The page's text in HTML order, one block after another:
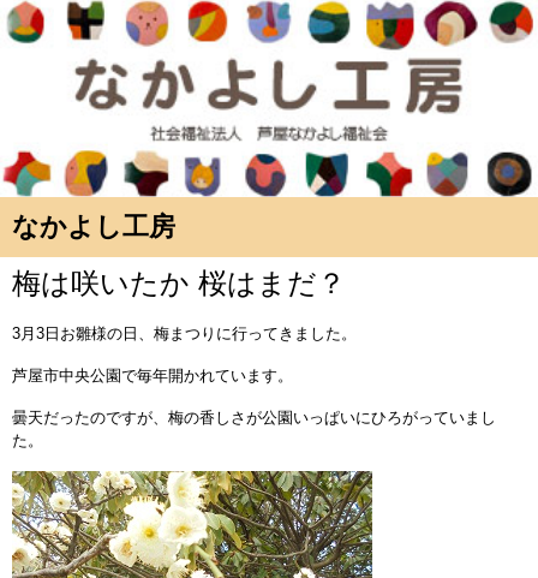
なかよし工房
梅は咲いたか 桜はまだ？
3月3日お雛様の日、梅まつりに行ってきました。
芦屋市中央公園で毎年開かれています。
曇天だったのですが、梅の香しさが公園いっぱいにひろがっていまし
た。